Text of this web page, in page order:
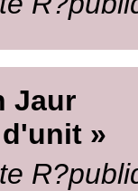
Jaur
»